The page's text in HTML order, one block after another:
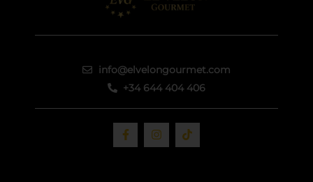
info@elvelongourmet.com
+34 644 404 406
F
a
c
I
n
s
T
i
k